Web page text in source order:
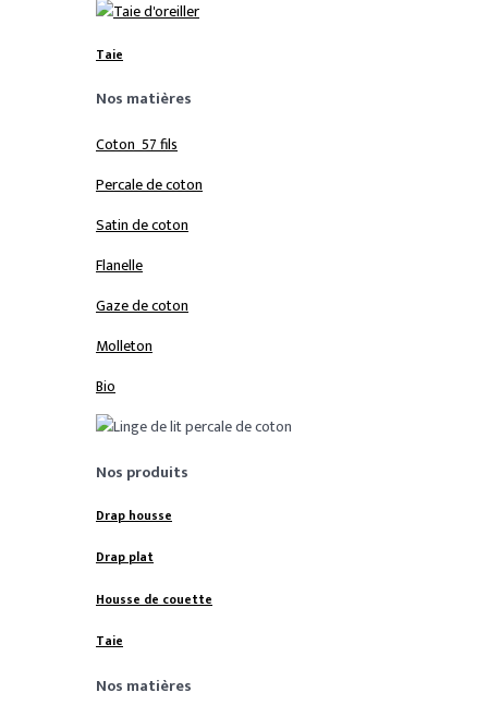
Taie
Nos matières
Coton 57 fils
Percale de coton
Satin de coton
Flanelle
Gaze de coton
Molleton
Bio
Nos produits
Drap housse
Drap plat
Housse de couette
Taie
Nos matières